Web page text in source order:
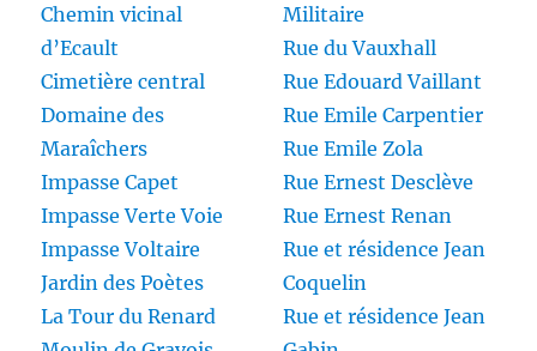
Chemin vicinal
d’Ecault
Cimetière central
Domaine des
Maraîchers
Impasse Capet
Impasse Verte Voie
Impasse Voltaire
Jardin des Poètes
La Tour du Renard
Militaire
Rue du Vauxhall
Rue Edouard Vaillant
Rue Emile Carpentier
Rue Emile Zola
Rue Ernest Desclève
Rue Ernest Renan
Rue et résidence Jean
Coquelin
Rue et résidence Jean